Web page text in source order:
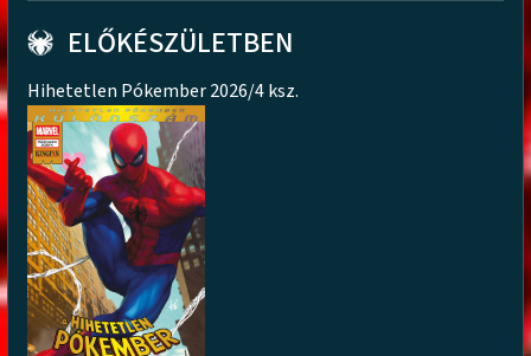
ELŐKÉSZÜLETBEN
Hihetetlen Pókember 2026/4 ksz.